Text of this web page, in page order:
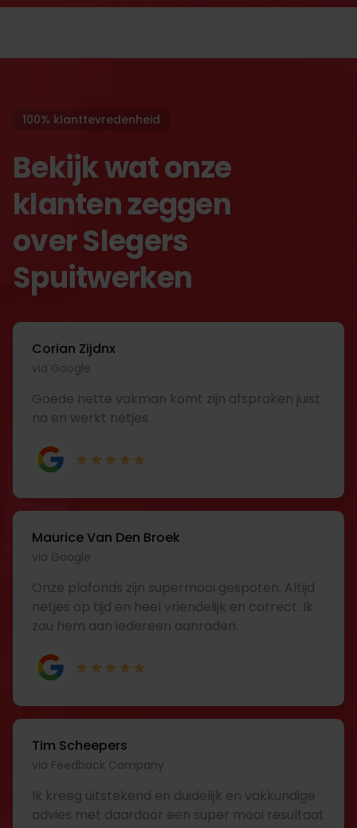
100% klanttevredenheid
Bekijk wat onze
klanten zeggen
over Slegers
Spuitwerken
Corian Zijdnx
via Google
Goede nette vakman komt zijn afspraken juist
na en werkt netjes.
Maurice Van Den Broek
via Google
Onze plafonds zijn supermooi gespoten. Altijd
netjes op tijd en heel vriendelijk en correct. Ik
zou hem aan iedereen aanraden.
Tim Scheepers
via Feedback Company
Ik kreeg uitstekend en duidelijk en vakkundige
advies met daardoor een super mooi resultaat